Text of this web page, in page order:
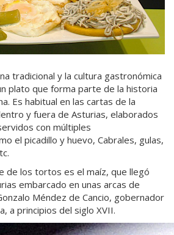
tradicional y la cultura gastronómica
plato que forma parte de la historia
Es habitual en las cartas de la
y fuera de Asturias, elaborados
con múltiples
el picadillo y huevo, Cabrales, gulas,
de los tortos es el maíz, que llegó
embarcado en unas arcas de
Méndez de Cancio, gobernador
a principios del siglo XVII.